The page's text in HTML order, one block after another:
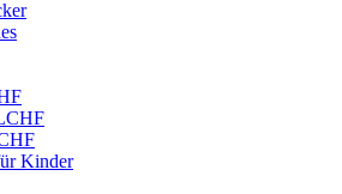
Kinder